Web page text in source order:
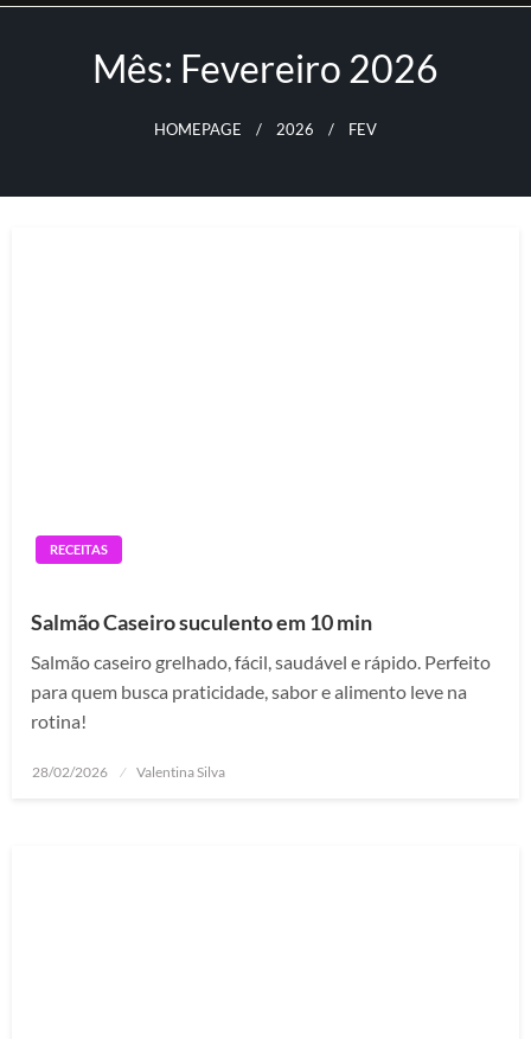
Skip
Mês: Fevereiro 2026
HOMEPAGE 2026 FEV
RECEITAS
Salmão Caseiro suculento em 10 min
Salmão caseiro grelhado, fácil, saudável e rápido. Perfeito
para quem busca praticidade, sabor e alimento leve na
rotina!
Posted
28/02/2026 Valentina Silva